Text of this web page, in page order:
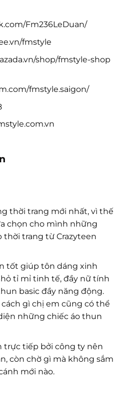
Fm236LeDuan/
fmstyle
shop/fmstyle-shop
fmstyle.saigon/
thời trang mới nhất, vì thế
chọn cho mình những
trang từ Crazyteen
tốt giúp tôn dáng xinh
tỉ mỉ tinh tế, đầy nữ tính
basic đầy năng động.
gì chị em cũng có thể
những chiếc áo thun
trực tiếp bởi công ty nên
còn chờ gì mà không sắm
mới nào.